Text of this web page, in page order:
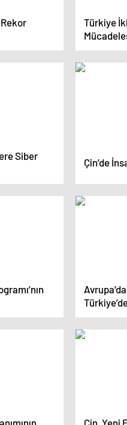
Türkiye
Siber
Çin’de
Çin, Yeni